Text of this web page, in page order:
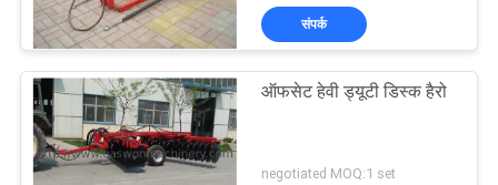
वुडवर्किंग स्प्रे बूथ
संपर्क
ऑफसेट हेवी ड्यूटी डिस्क हैरो
negotiated MOQ:1 set